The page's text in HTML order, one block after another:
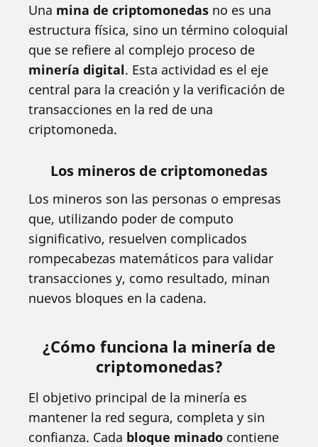
Una mina de criptomonedas no es una
estructura física, sino un término coloquial
que se refiere al complejo proceso de
minería digital. Esta actividad es el eje
central para la creación y la verificación de
transacciones en la red de una
criptomoneda.
Los mineros de criptomonedas
Los mineros son las personas o empresas
que, utilizando poder de computo
significativo, resuelven complicados
rompecabezas matemáticos para validar
transacciones y, como resultado, minan
nuevos bloques en la cadena.
¿Cómo funciona la minería de
criptomonedas?
El objetivo principal de la minería es
mantener la red segura, completa y sin
confianza. Cada bloque minado contiene